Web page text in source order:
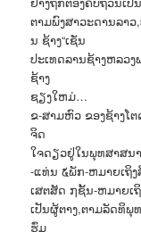
ຕາມພົງສາວະດານລາວ
ນ ຊ້າງ“ເຊັ່ນ
ປະເທດລານຊ້າງຫລວງ
ຊ້າງ
ຊຽງໃຫມ່…
ຂ-ສາມຫົວ ຂອງຊ້າງໂ
ຈິດ
ໃຈດຽວຢູ່ໃນພຸທສາສນ
-ແທ່ນ ໕ພັກ-ຫມາຍເຖິ
ເສຕສັດ ໗ຊັ້ນ-ຫມາຍເ
ເປັນຜູ້ຕາງ,ຕາມລັດທິ
ຮົ່ມ